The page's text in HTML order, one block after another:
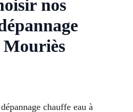
nos
Mouriès
chauffe eau à